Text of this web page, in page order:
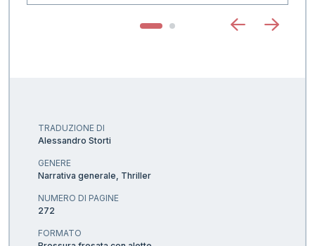
TRADUZIONE DI
Alessandro Storti
GENERE
Narrativa generale, Thriller
NUMERO DI PAGINE
272
FORMATO